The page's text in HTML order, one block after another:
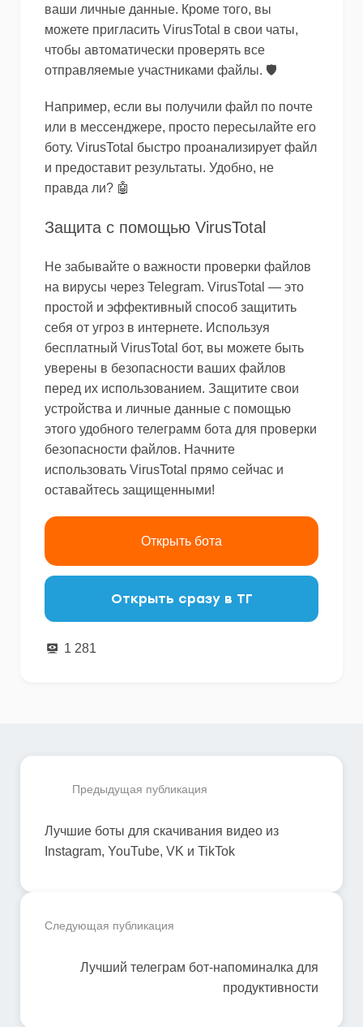
ваши личные данные. Кроме того, вы
можете пригласить VirusTotal в свои чаты,
чтобы автоматически проверять все
отправляемые участниками файлы. 🛡️
Например, если вы получили файл по почте
или в мессенджере, просто пересылайте его
боту. VirusTotal быстро проанализирует файл
и предоставит результаты. Удобно, не
правда ли? 🤖
Защита с помощью VirusTotal
Не забывайте о важности проверки файлов
на вирусы через Telegram. VirusTotal — это
простой и эффективный способ защитить
себя от угроз в интернете. Используя
бесплатный VirusTotal бот, вы можете быть
уверены в безопасности ваших файлов
перед их использованием. Защитите свои
устройства и личные данные с помощью
этого удобного телеграмм бота для проверки
безопасности файлов. Начните
использовать VirusTotal прямо сейчас и
оставайтесь защищенными!
Открыть бота
Открыть сразу в ТГ
1 281
Предыдущая публикация
Лучшие боты для скачивания видео из
Instagram, YouTube, VK и TikTok
Следующая публикация
Лучший телеграм бот-напоминалка для
продуктивности